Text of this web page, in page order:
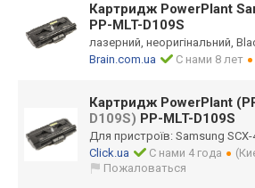
Картридж PowerPlant
PP-MLT-D109S
лазерний, неоригінальний,
Brain.com.ua
С нами 8 лет
Картридж PowerPlant
D109S) PP-MLT-D109S
Для пристроїв: Samsung SCX-
Click.ua
С нами 4 года
Пожаловаться